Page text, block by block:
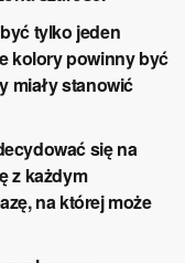
tylko jeden
kolory powinny być
miały stanowić
się na
z każdym
na której może